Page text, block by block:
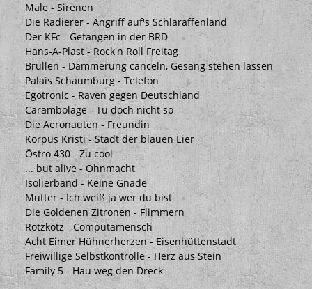
Male - Sirenen
Die Radierer - Angriff auf's Schlaraffenland
Der KFc - Gefangen in der BRD
Hans-A-Plast - Rock'n Roll Freitag
Brüllen - Dämmerung canceln, Gesang stehen lassen
Palais Schaumburg - Telefon
Egotronic - Raven gegen Deutschland
Carambolage - Tu doch nicht so
Die Aeronauten - Freundin
Korpus Kristi - Stadt der blauen Eier
Östro 430 - Zu cool
... but alive - Ohnmacht
Isolierband - Keine Gnade
Mutter - Ich weiß ja wer du bist
Die Goldenen Zitronen - Flimmern
Rotzkotz - Computamensch
Acht Eimer Hühnerherzen - Eisenhüttenstadt
Freiwillige Selbstkontrolle - Herz aus Stein
Family 5 - Hau weg den Dreck